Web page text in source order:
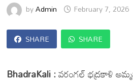
byAdmin February 7, 2026
SHARE SHARE
BhadraKali :వరంగల్ భద్రకాళి